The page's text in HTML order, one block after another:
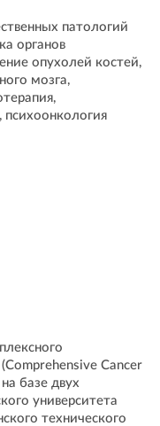
патологий
органов
опухолей костей,
мозга,
психоонкология
Cancer
базе двух
университета
технического